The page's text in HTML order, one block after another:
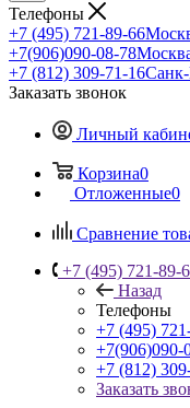
Телефоны
+7 (495) 721-89-66
+7(906)090-08-78
+7 (812) 309-71-16Санк-
Заказать звонок
Личный
Корзина0
Отложенные0
Сравнение
+7 (495) 721-89-
Назад
Телефоны
+7 (495)
+7(906)090-
+7 (812)
Заказать